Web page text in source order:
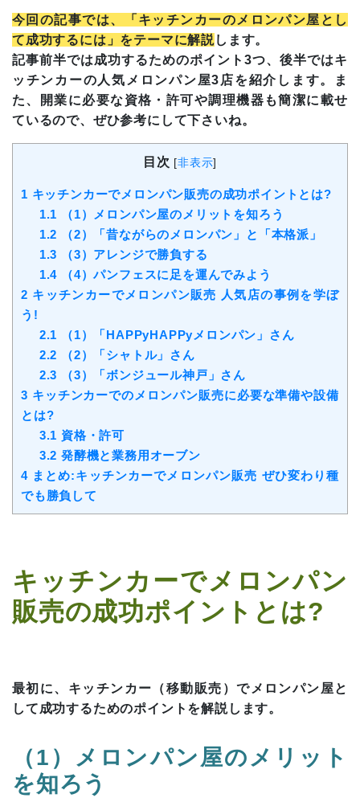
今回の記事では、「キッチンカーのメロンパン屋とし
て成功するには」をテーマに解説します。
記事前半では成功するためのポイント3つ、後半ではキ
ッチンカーの人気メロンパン屋3店を紹介します。ま
た、開業に必要な資格・許可や調理機器も簡潔に載せ
ているので、ぜひ参考にして下さいね。
目次 [非表示]
1 キッチンカーでメロンパン販売の成功ポイントとは?
1.1 （1）メロンパン屋のメリットを知ろう
1.2 （2）「昔ながらのメロンパン」と「本格派」
1.3 （3）アレンジで勝負する
1.4 （4）パンフェスに足を運んでみよう
2 キッチンカーでメロンパン販売 人気店の事例を学ぼ
う!
2.1 （1）「HAPPyHAPPyメロンパン」さん
2.2 （2）「シャトル」さん
2.3 （3）「ボンジュール神戸」さん
3 キッチンカーでのメロンパン販売に必要な準備や設備
とは?
3.1 資格・許可
3.2 発酵機と業務用オーブン
4まとめ:キッチンカーでメロンパン販売 ぜひ変わり種
でも勝負して
キッチンカーでメロンパン
販売の成功ポイントとは?
最初に、キッチンカー（移動販売）でメロンパン屋と
して成功するためのポイントを解説します。
（1）メロンパン屋のメリット
を知ろう